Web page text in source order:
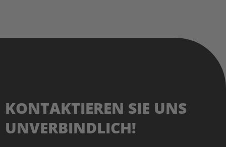
KONTAKTIEREN SIE UNS
UNVERBINDLICH!